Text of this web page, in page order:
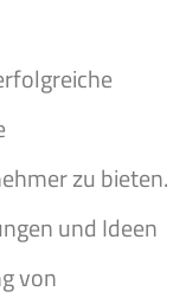
zu bieten.
und Ideen
von